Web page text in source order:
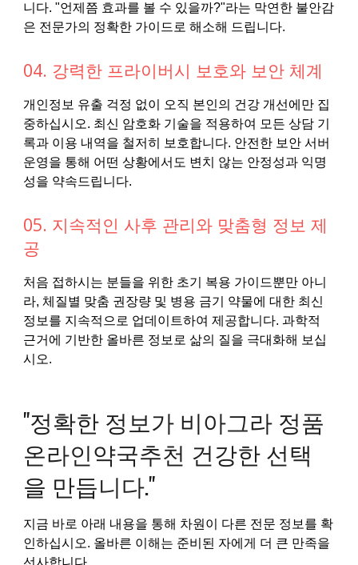
니다. "언제쯤 효과를 볼 수 있을까?"라는 막연한 불안감
은 전문가의 정확한 가이드로 해소해 드립니다.
04. 강력한 프라이버시 보호와 보안 체계
개인정보 유출 걱정 없이 오직 본인의 건강 개선에만 집
중하십시오. 최신 암호화 기술을 적용하여 모든 상담 기
록과 이용 내역을 철저히 보호합니다. 안전한 보안 서버
운영을 통해 어떤 상황에서도 변치 않는 안정성과 익명
성을 약속드립니다.
05. 지속적인 사후 관리와 맞춤형 정보 제
공
처음 접하시는 분들을 위한 초기 복용 가이드뿐만 아니
라, 체질별 맞춤 권장량 및 병용 금기 약물에 대한 최신
정보를 지속적으로 업데이트하여 제공합니다. 과학적
근거에 기반한 올바른 정보로 삶의 질을 극대화해 보십
시오.
"정확한 정보가 비아그라 정품
온라인약국추천 건강한 선택
을 만듭니다."
지금 바로 아래 내용을 통해 차원이 다른 전문 정보를 확
인하십시오. 올바른 이해는 준비된 자에게 더 큰 만족을
선사합니다.